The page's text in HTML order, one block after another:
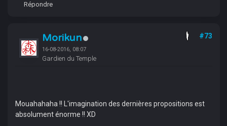
Répondre
Morikun
16-08-2016, 08:07
Gardien du Temple
#73
Mouahahaha !! L'imagination des dernières propositions est
absolument énorme !! XD